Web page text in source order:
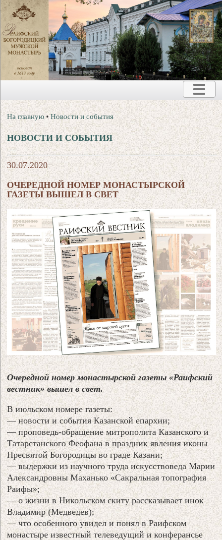
На главную •Новости и события
НОВОСТИ И СОБЫТИЯ
30.07.2020
ОЧЕРЕДНОЙ НОМЕР МОНАСТЫРСКОЙ
ГАЗЕТЫ ВЫШЕЛ В СВЕТ
Очередной номер монастырской газеты «Раифский
вестник» вышел в свет.
В июльском номере газеты:
— новости и события Казанской епархии;
— проповедь-обращение митрополита Казанского и
Татарстанского Феофана в праздник явления иконы
Пресвятой Богородицы во граде Казани;
— выдержки из научного труда искусствоведа Марии
Александровны Маханько «Сакральная топография
Раифы»;
— о жизни в Никольском скиту рассказывает инок
Владимир (Медведев);
— что особенного увидел и понял в Раифском
монастыре известный телеведущий и конферансье